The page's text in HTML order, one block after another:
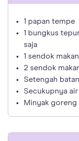
1 papan tempe
1 bungkus
saja
1 sendok
2 sendok
Setengah
Secukupnya air
Minyak goreng